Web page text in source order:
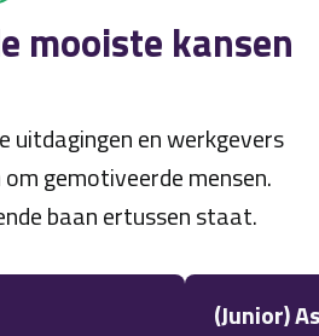
mooiste kansen
uitdagingen en werkgevers
gemotiveerde mensen.
baan ertussen staat.
(Junior)